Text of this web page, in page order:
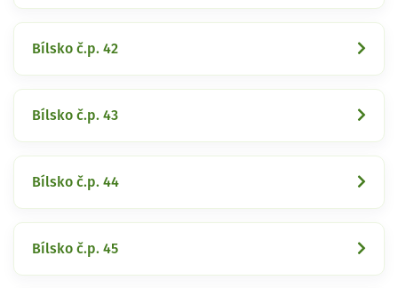
Bílsko č.p. 42
Bílsko č.p. 43
Bílsko č.p. 44
Bílsko č.p. 45